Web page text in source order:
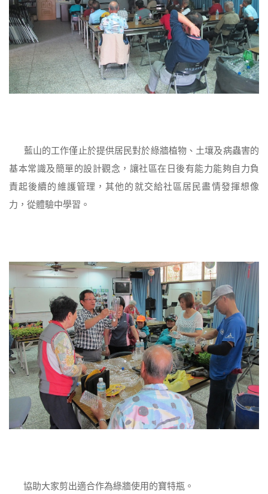
藍山的工作僅止於提供居民對於綠牆植物、土壤及病蟲害的
基本常識及簡單的設計觀念，讓社區在日後有能力能夠自力負
責起後續的維護管理，其他的就交給社區居民盡情發揮想像
力，從體驗中學習。
協助大家剪出適合作為綠牆使用的寶特瓶。